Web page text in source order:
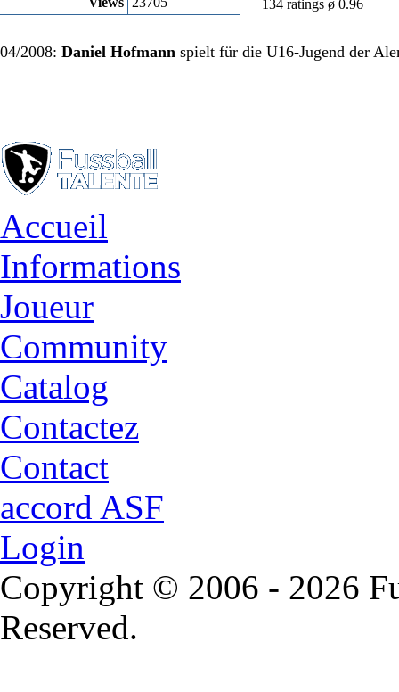
134 ratings ø 0.96
04/2008: Daniel Hofmann spielt für die U16-Jugend der
Accueil
Informations
Joueur
Community
Catalog
Contactez
Contact
accord ASF
Login
Copyright © 2006 - 2026
Reserved.